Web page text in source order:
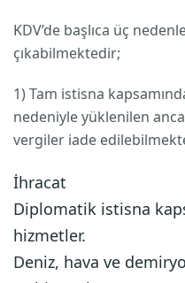
KDV’de başlıca üç
çıkabilmektedir;
1) Tam istisna
nedeniyle yüklenilen
vergiler iade
İhracat
Diplomatik istisna
hizmetler.
Deniz, hava ve